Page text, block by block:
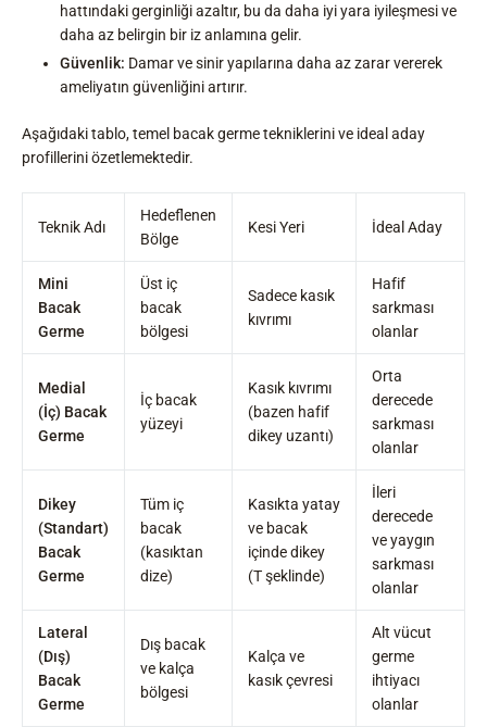
hattındaki gerginliği azaltır, bu da daha iyi yara iyileşmesi ve
daha az belirgin bir iz anlamına gelir.
Güvenlik: Damar ve sinir yapılarına daha az zarar vererek
ameliyatın güvenliğini artırır.
Aşağıdaki tablo, temel bacak germe tekniklerini ve ideal aday
profillerini özetlemektedir.
Teknik Adı
Hedeflenen
Bölge
Kesi Yeri İdeal Aday
Mini
Bacak
Germe
Üst iç
bacak
bölgesi
Sadece kasık
kıvrımı
Hafif
sarkması
olanlar
Medial
(İç) Bacak
Germe
İç bacak
yüzeyi
Kasık kıvrımı
(bazen hafif
dikey uzantı)
Orta
derecede
sarkması
olanlar
Dikey
(Standart)
Bacak
Germe
Tüm iç
bacak
(kasıktan
dize)
Kasıkta yatay
ve bacak
içinde dikey
(T şeklinde)
İleri
derecede
ve yaygın
sarkması
olanlar
Lateral
(Dış)
Bacak
Germe
Dış bacak
ve kalça
bölgesi
Kalça ve
kasık çevresi
Alt vücut
germe
ihtiyacı
olanlar